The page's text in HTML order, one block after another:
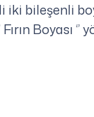
iki bileşenli
Boyası